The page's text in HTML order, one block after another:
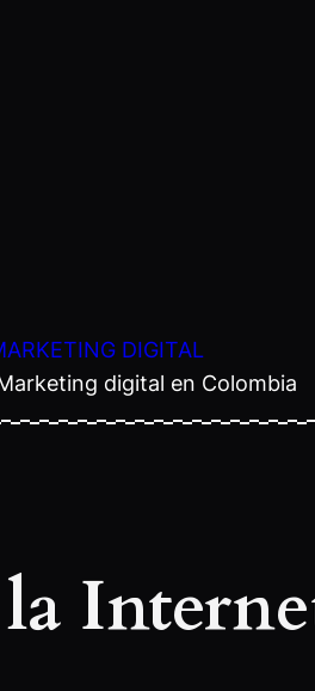
DIGITAL
digital en Colombia